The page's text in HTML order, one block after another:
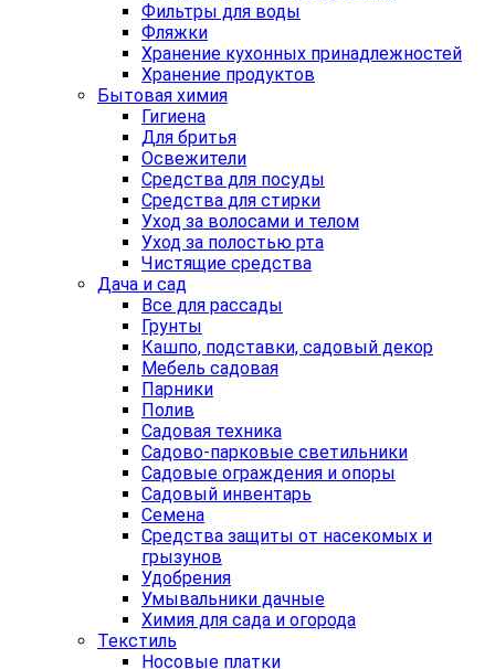
Фильтры для воды
Фляжки
Хранение кухонных принадлежностей
Хранение продуктов
Бытовая химия
Гигиена
Для бритья
Освежители
Средства для посуды
Средства для стирки
Уход за волосами и телом
Уход за полостью рта
Чистящие средства
Дача и сад
Все для рассады
Грунты
Кашпо, подставки, садовый декор
Мебель садовая
Парники
Полив
Садовая техника
Садово-парковые светильники
Садовые ограждения и опоры
Садовый инвентарь
Семена
Средства защиты от насекомых и
грызунов
Удобрения
Умывальники дачные
Химия для сада и огорода
Текстиль
Носовые платки